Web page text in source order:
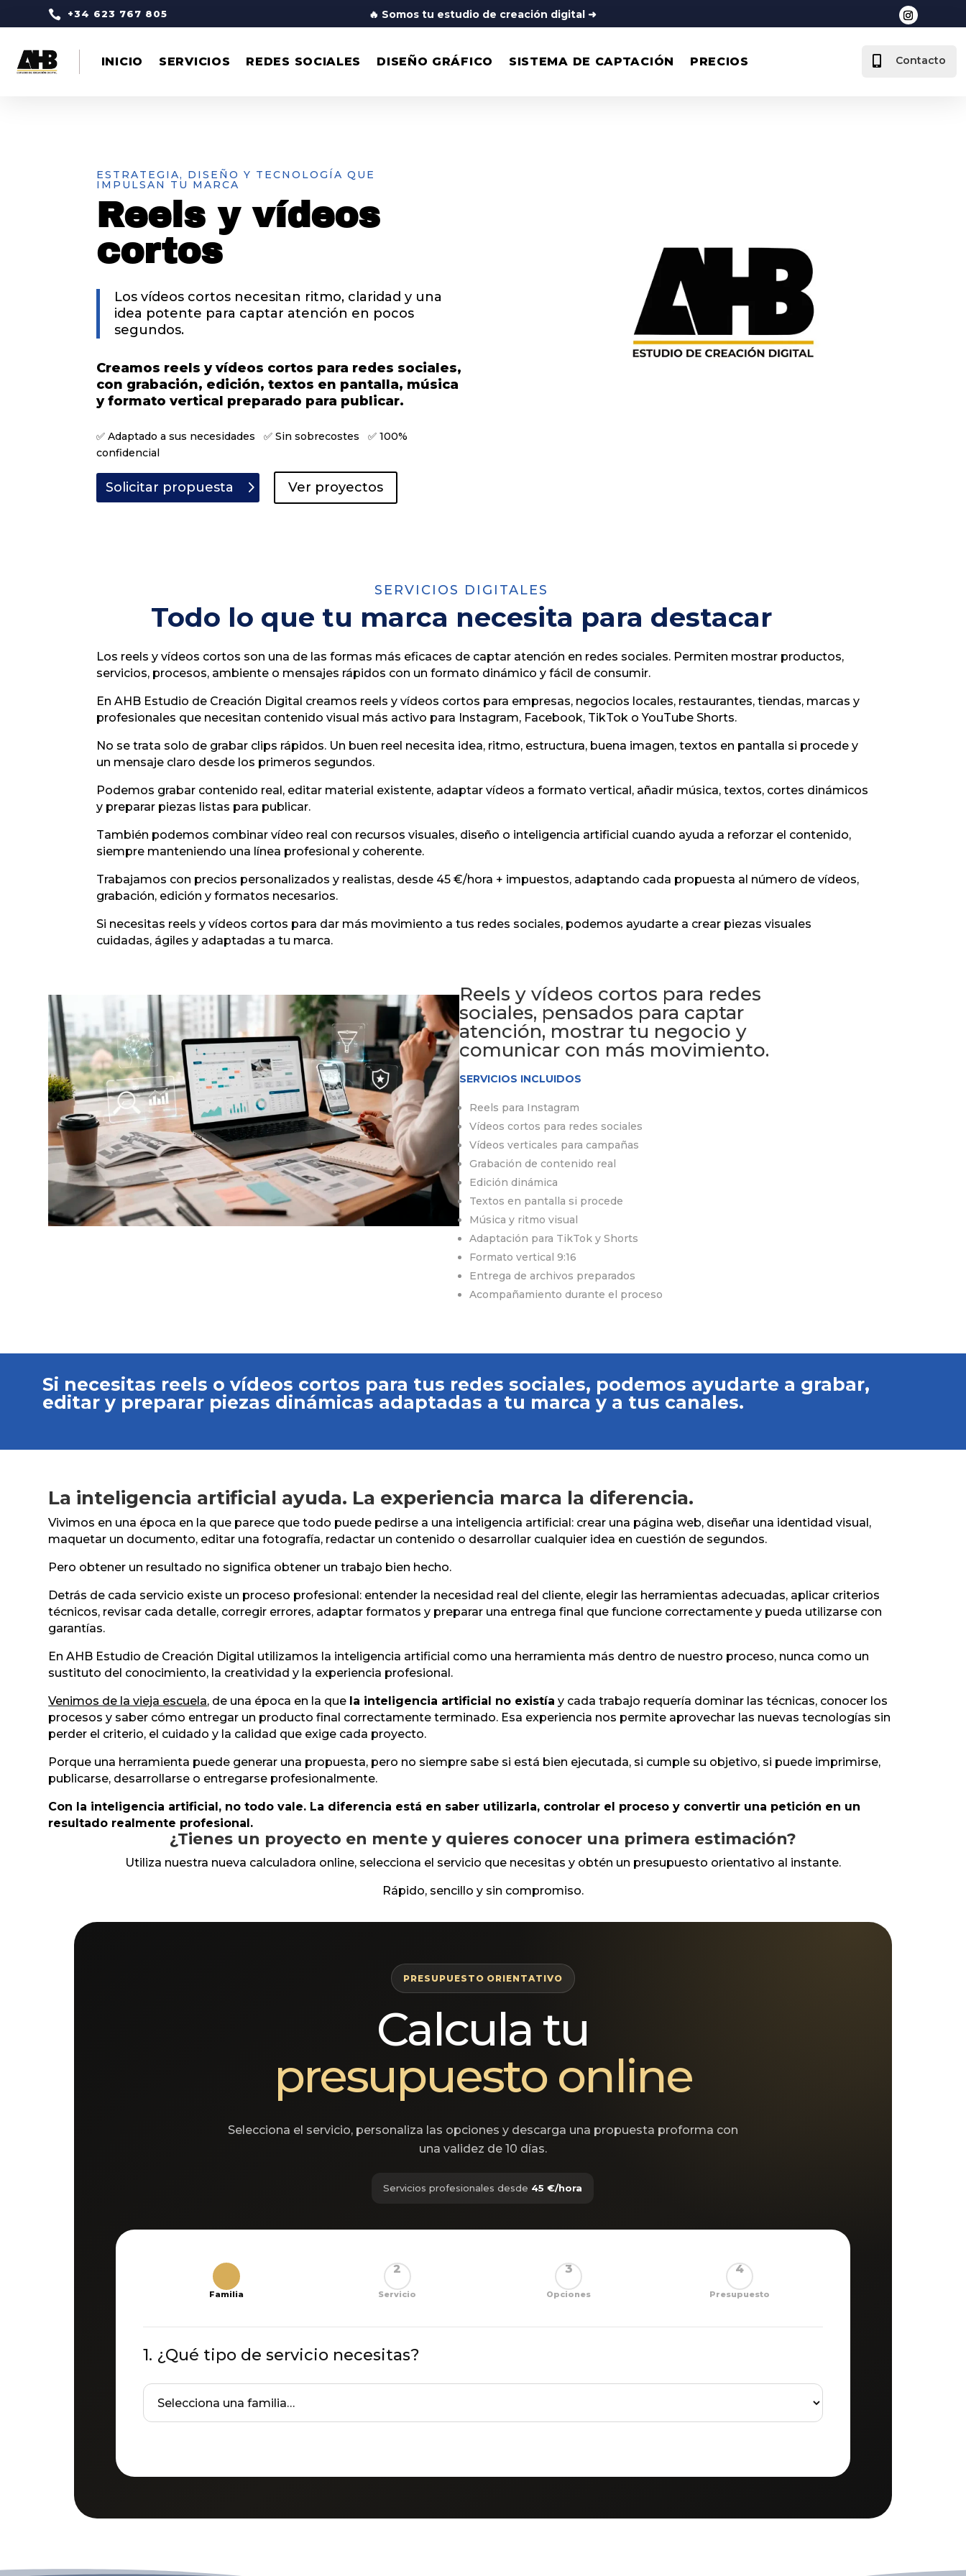
 +34 623 767 805 🔥 Somos tu estudio de creación digital ➜
INICIO SERVICIOS REDES SOCIALES DISEÑO GRÁFICO SISTEMA DE CAPTACIÓN PRECIOS  Contacto
ESTRATEGIA, DISEÑO Y TECNOLOGÍA QUE
IMPULSAN TU MARCA
Reels y vídeos
cortos
Los vídeos cortos necesitan ritmo, claridad y una
idea potente para captar atención en pocos
segundos.
Creamos reels y vídeos cortos para redes sociales,
con grabación, edición, textos en pantalla, música
y formato vertical preparado para publicar.
✅ Adaptado a sus necesidades ✅ Sin sobrecostes ✅ 100%
confidencial
Solicitar propuesta Ver proyectos
SERVICIOS DIGITALES
Todo lo que tu marca necesita para destacar
Los reels y vídeos cortos son una de las formas más eficaces de captar atención en redes sociales. Permiten mostrar productos,
servicios, procesos, ambiente o mensajes rápidos con un formato dinámico y fácil de consumir.
En AHB Estudio de Creación Digital creamos reels y vídeos cortos para empresas, negocios locales, restaurantes, tiendas, marcas y
profesionales que necesitan contenido visual más activo para Instagram, Facebook, TikTok o YouTube Shorts.
No se trata solo de grabar clips rápidos. Un buen reel necesita idea, ritmo, estructura, buena imagen, textos en pantalla si procede y
un mensaje claro desde los primeros segundos.
Podemos grabar contenido real, editar material existente, adaptar vídeos a formato vertical, añadir música, textos, cortes dinámicos
y preparar piezas listas para publicar.
También podemos combinar vídeo real con recursos visuales, diseño o inteligencia artificial cuando ayuda a reforzar el contenido,
siempre manteniendo una línea profesional y coherente.
Trabajamos con precios personalizados y realistas, desde 45 €/hora + impuestos, adaptando cada propuesta al número de vídeos,
grabación, edición y formatos necesarios.
Si necesitas reels y vídeos cortos para dar más movimiento a tus redes sociales, podemos ayudarte a crear piezas visuales
cuidadas, ágiles y adaptadas a tu marca.
Reels y vídeos cortos para redes
sociales, pensados para captar
atención, mostrar tu negocio y
comunicar con más movimiento.
SERVICIOS INCLUIDOS
Reels para Instagram
Vídeos cortos para redes sociales
Vídeos verticales para campañas
Grabación de contenido real
Edición dinámica
Textos en pantalla si procede
Música y ritmo visual
Adaptación para TikTok y Shorts
Formato vertical 9:16
Entrega de archivos preparados
Acompañamiento durante el proceso
Si necesitas reels o vídeos cortos para tus redes sociales, podemos ayudarte a grabar,
editar y preparar piezas dinámicas adaptadas a tu marca y a tus canales.
La inteligencia artificial ayuda. La experiencia marca la diferencia.
Vivimos en una época en la que parece que todo puede pedirse a una inteligencia artificial: crear una página web, diseñar una identidad visual,
maquetar un documento, editar una fotografía, redactar un contenido o desarrollar cualquier idea en cuestión de segundos.
Pero obtener un resultado no significa obtener un trabajo bien hecho.
Detrás de cada servicio existe un proceso profesional: entender la necesidad real del cliente, elegir las herramientas adecuadas, aplicar criterios
técnicos, revisar cada detalle, corregir errores, adaptar formatos y preparar una entrega final que funcione correctamente y pueda utilizarse con
garantías.
En AHB Estudio de Creación Digital utilizamos la inteligencia artificial como una herramienta más dentro de nuestro proceso, nunca como un
sustituto del conocimiento, la creatividad y la experiencia profesional.
Venimos de la vieja escuela, de una época en la que la inteligencia artificial no existía y cada trabajo requería dominar las técnicas, conocer los
procesos y saber cómo entregar un producto final correctamente terminado. Esa experiencia nos permite aprovechar las nuevas tecnologías sin
perder el criterio, el cuidado y la calidad que exige cada proyecto.
Porque una herramienta puede generar una propuesta, pero no siempre sabe si está bien ejecutada, si cumple su objetivo, si puede imprimirse,
publicarse, desarrollarse o entregarse profesionalmente.
Con la inteligencia artificial, no todo vale. La diferencia está en saber utilizarla, controlar el proceso y convertir una petición en un
resultado realmente profesional.
¿Tienes un proyecto en mente y quieres conocer una primera estimación?
Utiliza nuestra nueva calculadora online, selecciona el servicio que necesitas y obtén un presupuesto orientativo al instante.
Rápido, sencillo y sin compromiso.
PRESUPUESTO ORIENTATIVO
Calcula tu
presupuesto online
Selecciona el servicio, personaliza las opciones y descarga una propuesta proforma con
una validez de 10 días.
Servicios profesionales desde 45 €/hora
Familia
2
Servicio
3
Opciones
4
Presupuesto
1. ¿Qué tipo de servicio necesitas?